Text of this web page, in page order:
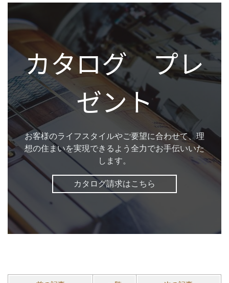
カタログ プレ
ゼント
お客様のライフスタイルやご要望に合わせて、理
想の住まいを実現できるよう全力でお手伝いいた
します。
カタログ請求はこちら